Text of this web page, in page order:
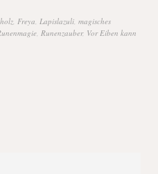
Freya Lapislazuli magisches
Runenzauber, Vor Eiben kann